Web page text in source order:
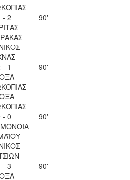
- 2
90'
- 1
90'
- 0
90'
- 3
90'